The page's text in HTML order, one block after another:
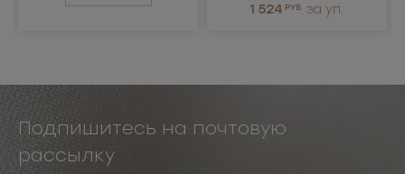
1 524 РУБ за уп.
Подпишитесь на почтовую
рассылку